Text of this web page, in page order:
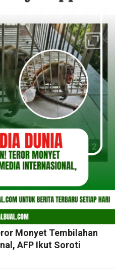
Monyet Tembilahan
AFP Ikut Soroti